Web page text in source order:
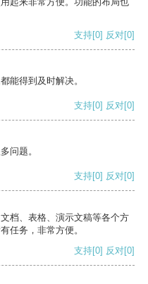
支持[0] 反对[0]
能得到及时解决。
支持[0] 反对[0]
问题。
支持[0] 反对[0]
档、表格、演示文稿等各个方
任务，非常方便。
支持[0] 反对[0]